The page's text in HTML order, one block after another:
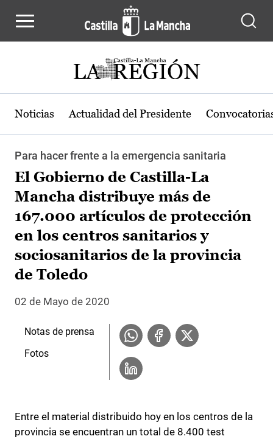
Noticias Actualidad del Presidente
Para hacer frente a la emergencia sanitaria
El Gobierno de Castilla-La
Mancha distribuye más de
167.000 artículos de protección
en los centros sanitarios y
sociosanitarios de la provincia
de Toledo
02 de Mayo de 2020
Entre el material distribuido hoy en los centros de la
provincia se encuentran un total de 8.400 test
Notas de prensa
Fotos